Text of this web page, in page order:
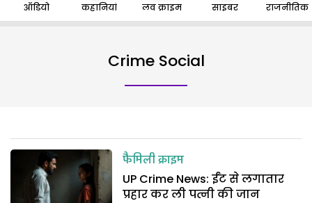
ऑडियो कहानियां लव क्राइम साइबर राजनीतिक
Crime Social
फैमिली क्राइम
UP Crime News: ईंट से लगातार
प्रहार कर ली पत्नी की जान